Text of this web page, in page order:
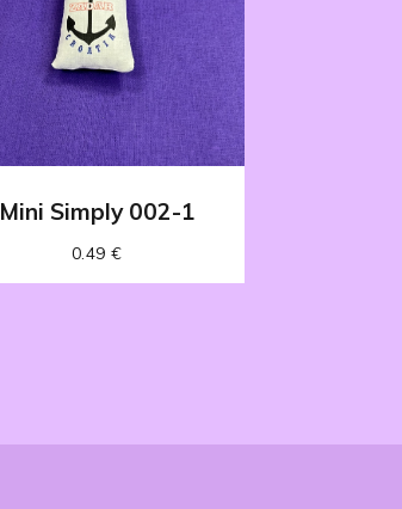
Mini Simply 002-1
0.49€